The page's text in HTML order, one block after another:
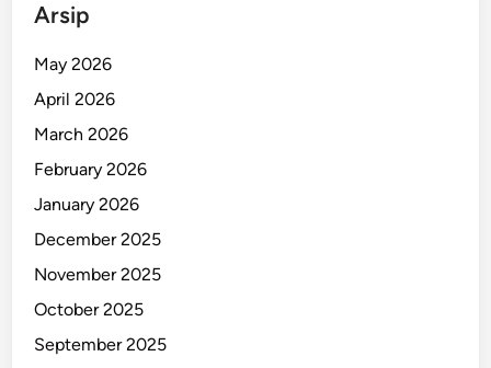
Arsip
May 2026
April 2026
March 2026
February 2026
January 2026
December 2025
November 2025
October 2025
September 2025